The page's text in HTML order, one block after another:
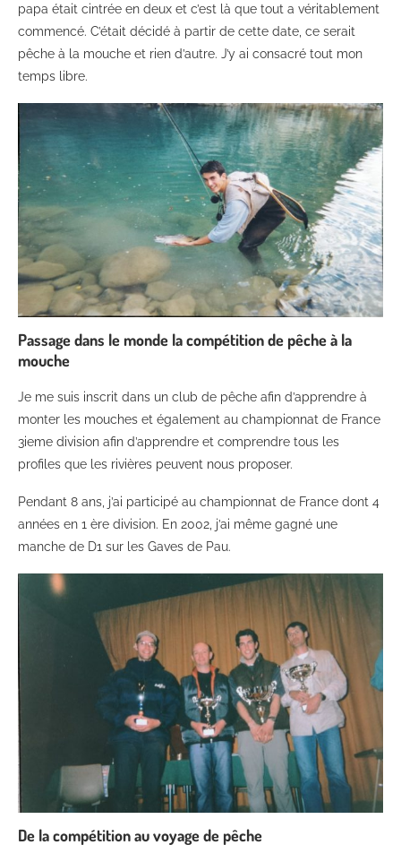
papa était cintrée en deux et c’est là que tout a véritablement
commencé. C’était décidé à partir de cette date, ce serait
pêche à la mouche et rien d’autre. J’y ai consacré tout mon
temps libre.
Passage dans le monde la compétition de pêche à la
mouche
Je me suis inscrit dans un club de pêche afin d’apprendre à
monter les mouches et également au championnat de France
3ieme division afin d’apprendre et comprendre tous les
profiles que les rivières peuvent nous proposer.
Pendant 8 ans, j’ai participé au championnat de France dont 4
années en 1 ère division. En 2002, j’ai même gagné une
manche de D1 sur les Gaves de Pau.
De la compétition au voyage de pêche